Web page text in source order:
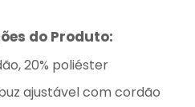
do Produto:
20% poliéster
ajustável com cordão